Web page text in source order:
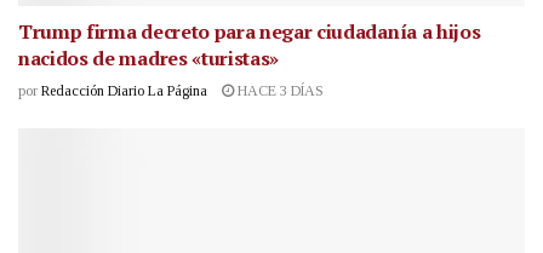
Trump firma decreto para negar ciudadanía a hijos
nacidos de madres «turistas»
por Redacción Diario La Página HACE 3 DÍAS